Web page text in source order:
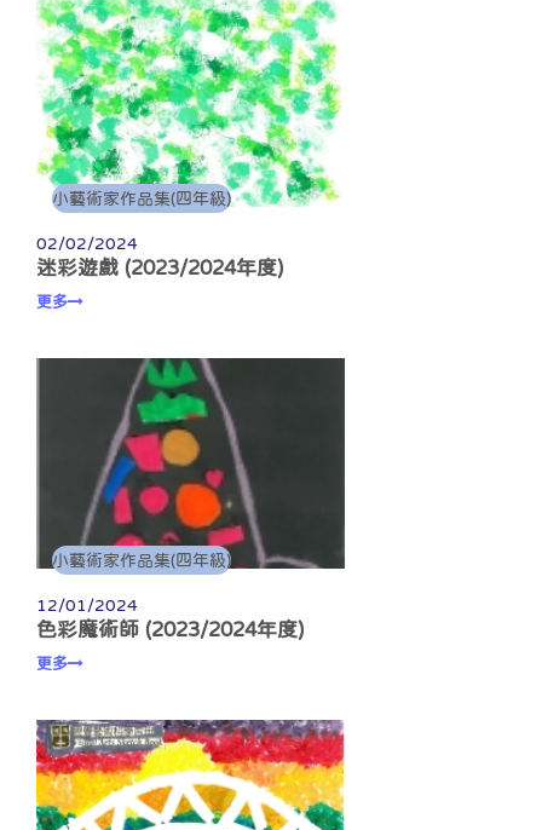
小藝術家作品集(四年級)
02/02/2024
迷彩遊戲 (2023/2024年度)
更多
小藝術家作品集(四年級)
12/01/2024
色彩魔術師 (2023/2024年度)
更多